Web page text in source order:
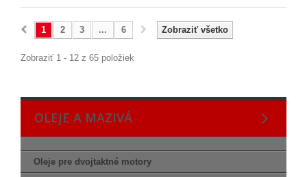
Zobraziť všetko
1 2 3 ... 6
Zobraziť 1 - 12 z 65 položiek
OLEJE A MAZIVÁ
Oleje pre dvojtaktné motory